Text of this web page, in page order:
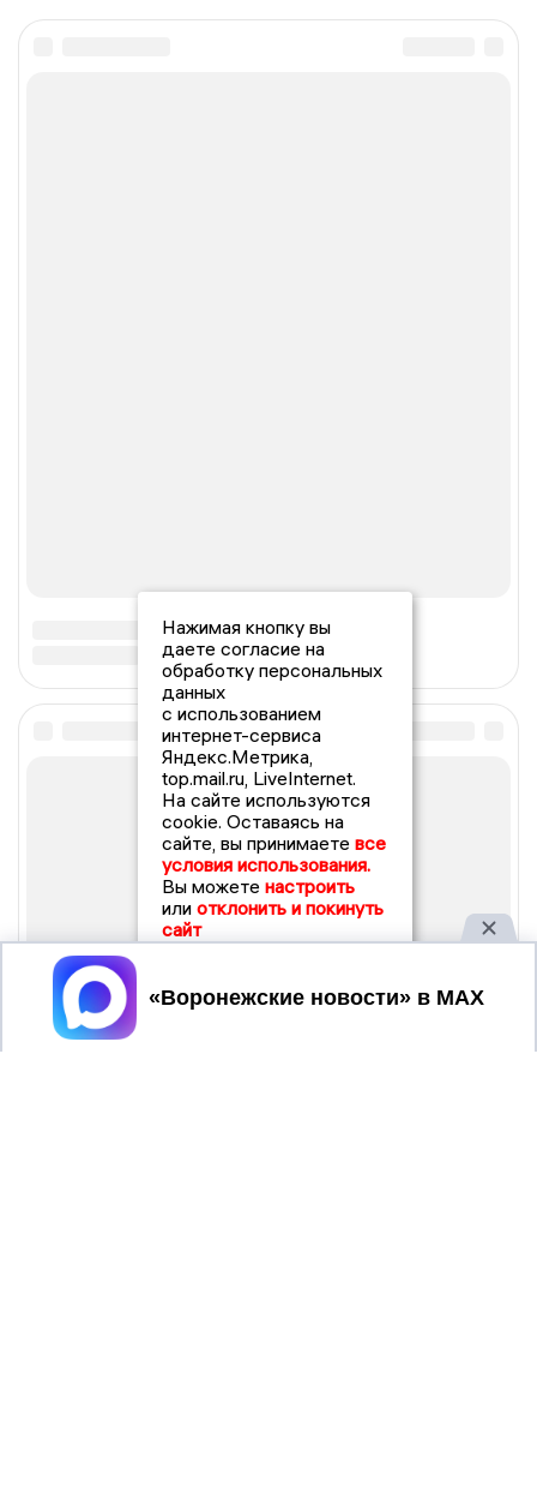
Нажимая кнопку вы
даете согласие на
обработку персональных
данных
с использованием
интернет-сервиса
Яндекс.Метрика,
top.mail.ru, LiveInternet.
На сайте используются
cookie. Оставаясь на
сайте, вы принимаете все
условия использования.
Вы можете настроить
или отклонить и покинуть
сайт
Принять